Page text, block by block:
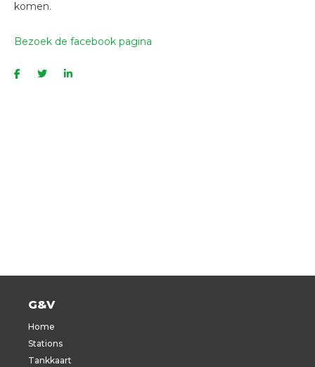
komen.
Bezoek de facebook pagina
G&V
Home
Stations
Tankkaart